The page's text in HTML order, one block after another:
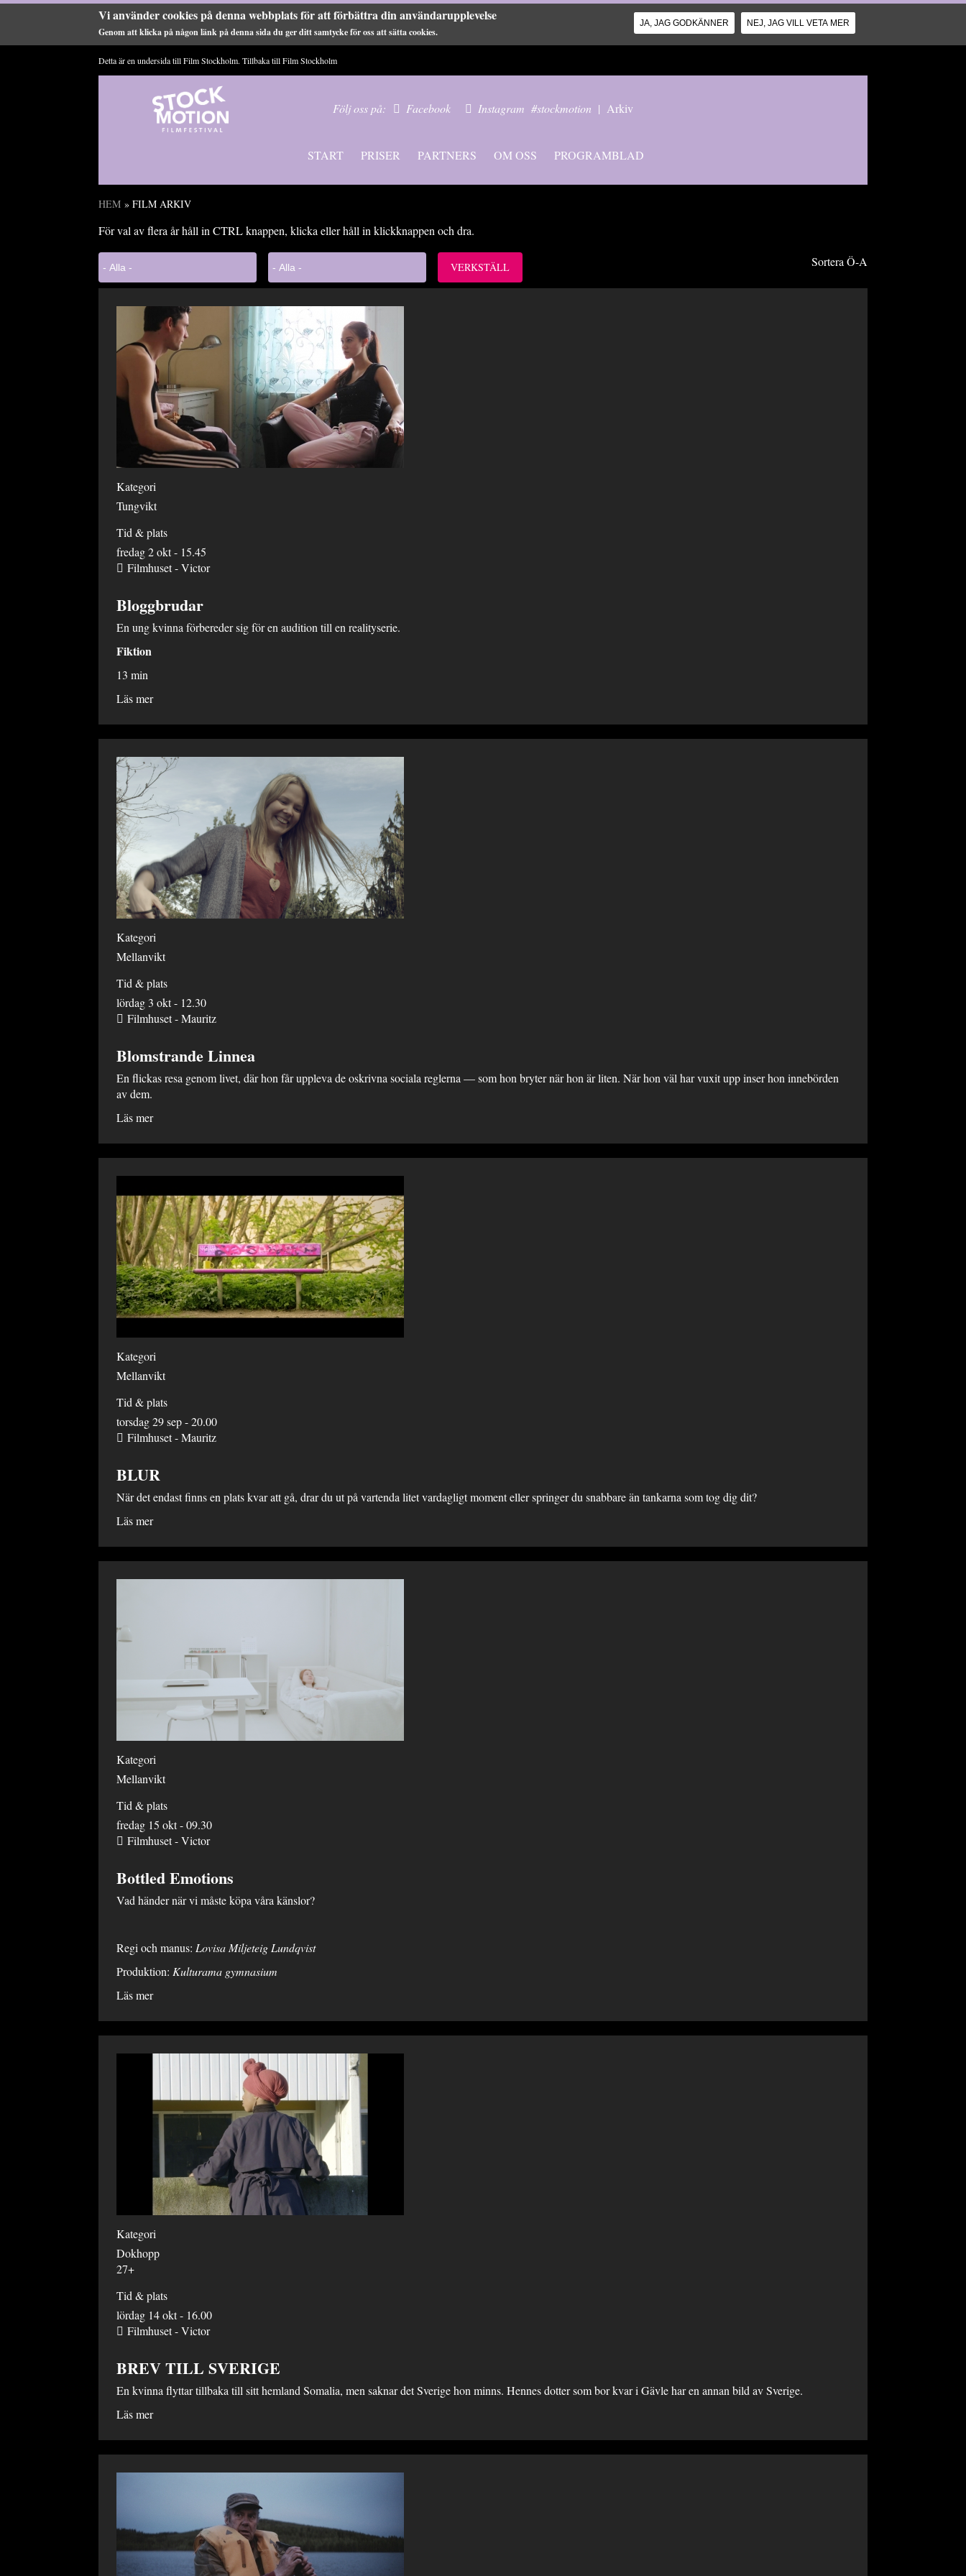
Vi använder cookies på denna webbplats för att förbättra din användarupplevelse
Genom att klicka på någon länk på denna sida du ger ditt samtycke för oss att sätta cookies.
JA, JAG GODKÄNNER NEJ, JAG VILL VETA MER
Detta är en undersida till Film Stockholm. Tillbaka tillFilm Stockholm
Följ oss på: Facebook Instagram #stockmotion | Arkiv
START PRISER PARTNERS OM OSS PROGRAMBLAD
Du är här
HEM » FILM ARKIV
För val av flera år håll in CTRL knappen, klicka eller håll in klickknappen och dra.
Sortera Ö-A
Kategori
Tungvikt
Tid & plats
fredag 2 okt - 15.45
Filmhuset - Victor
Bloggbrudar
En ung kvinna förbereder sig för en audition till en realityserie.
Fiktion
13 min
Läs mer
Kategori
Mellanvikt
Tid & plats
lördag 3 okt - 12.30
Filmhuset - Mauritz
Blomstrande Linnea
En flickas resa genom livet, där hon får uppleva de oskrivna sociala reglerna — som hon bryter när hon är liten. När hon väl har vuxit upp inser hon innebörden
av dem.
Läs mer
Kategori
Mellanvikt
Tid & plats
torsdag 29 sep - 20.00
Filmhuset - Mauritz
BLUR
När det endast finns en plats kvar att gå, drar du ut på vartenda litet vardagligt moment eller springer du snabbare än tankarna som tog dig dit?
Läs mer
Kategori
Mellanvikt
Tid & plats
fredag 15 okt - 09.30
Filmhuset - Victor
Bottled Emotions
Vad händer när vi måste köpa våra känslor?
Regi och manus: Lovisa Miljeteig Lundqvist
Produktion: Kulturama gymnasium
Läs mer
Kategori
Dokhopp
27+
Tid & plats
lördag 14 okt - 16.00
Filmhuset - Victor
BREV TILL SVERIGE
En kvinna flyttar tillbaka till sitt hemland Somalia, men saknar det Sverige hon minns. Hennes dotter som bor kvar i Gävle har en annan bild av Sverige.
Läs mer